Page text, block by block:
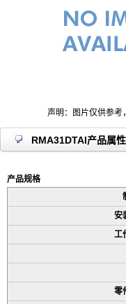
声明：图片仅供参考
RMA31DTAI产品属性
产品规格
安
工
零